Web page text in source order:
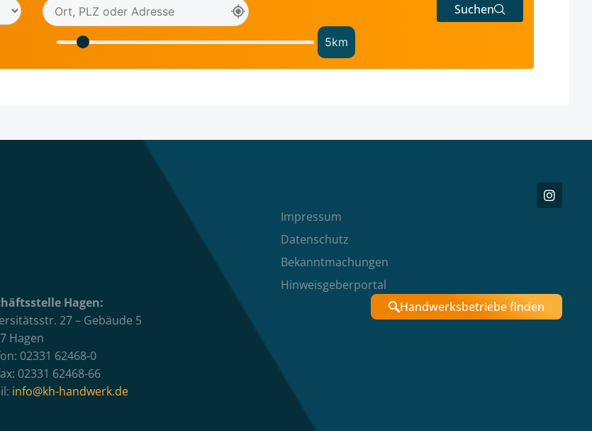
5km
Suchen
Impressum
Datenschutz
Bekanntmachungen
Hinweisgeberportal
Hagen:
27 – Gebäude 5
Hagen
02331 62468-0
02331 62468-66
info@kh-handwerk.de
Handwerksbetriebe finden